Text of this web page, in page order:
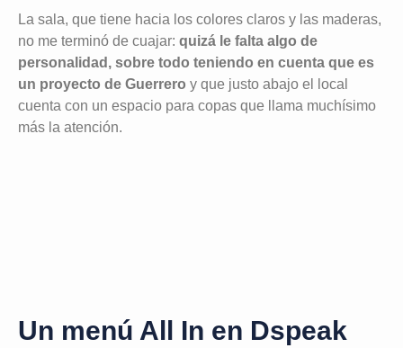
La sala, que tiene hacia los colores claros y las maderas,
no me terminó de cuajar: quizá le falta algo de
personalidad, sobre todo teniendo en cuenta que es
un proyecto de Guerrero y que justo abajo el local
cuenta con un espacio para copas que llama muchísimo
más la atención.
Un menú All In en Dspeak